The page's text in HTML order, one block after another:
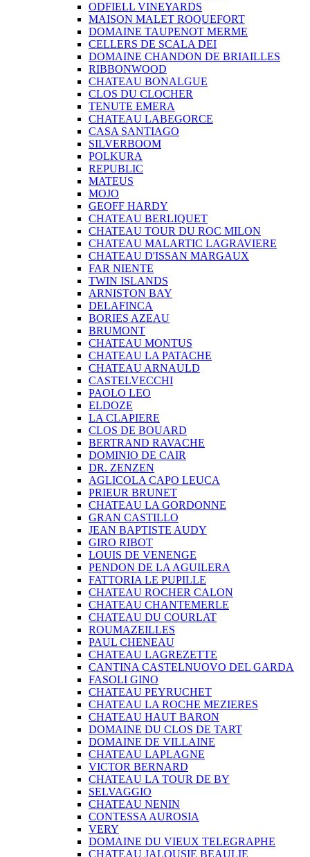
ODFIELL VINEYARDS
MAISON MALET ROQUEFORT
DOMAINE TAUPENOT MERME
CELLERS DE SCALA DEI
DOMAINE CHANDON DE BRIAILLES
RIBBONWOOD
CHATEAU BONALGUE
CLOS DU CLOCHER
TENUTE EMERA
CHATEAU LABEGORCE
CASA SANTIAGO
SILVERBOOM
POLKURA
REPUBLIC
MATEUS
MOJO
GEOFF HARDY
CHATEAU BERLIQUET
CHATEAU TOUR DU ROC MILON
CHATEAU MALARTIC LAGRAVIERE
CHATEAU D'ISSAN MARGAUX
FAR NIENTE
TWIN ISLANDS
ARNISTON BAY
DELAFINCA
BORIES AZEAU
BRUMONT
CHATEAU MONTUS
CHATEAU LA PATACHE
CHATEAU ARNAULD
CASTELVECCHI
PAOLO LEO
ELDOZE
LA CLAPIERE
CLOS DE BOUARD
BERTRAND RAVACHE
DOMINIO DE CAIR
DR. ZENZEN
AGLICOLA CAPO LEUCA
PRIEUR BRUNET
CHATEAU LA GORDONNE
GRAN CASTILLO
JEAN BAPTISTE AUDY
GIRO RIBOT
LOUIS DE VENENGE
PENDON DE LA AGUILERA
FATTORIA LE PUPILLE
CHATEAU ROCHER CALON
CHATEAU CHANTEMERLE
CHATEAU DU COURLAT
ROUMAZEILLES
PAUL CHENEAU
CHATEAU LAGREZETTE
CANTINA CASTELNUOVO DEL GARDA
FASOLI GINO
CHATEAU PEYRUCHET
CHATEAU LA ROCHE MEZIERES
CHATEAU HAUT BARON
DOMAINE DU CLOS DE TART
DOMAINE DE VILLAINE
CHATEAU LAPLAGNE
VICTOR BERNARD
CHATEAU LA TOUR DE BY
SELVAGGIO
CHATEAU NENIN
CONTESSA AUROSIA
VERY
DOMAINE DU VIEUX TELEGRAPHE
CHATEAU JALOUSIE BEAULIE